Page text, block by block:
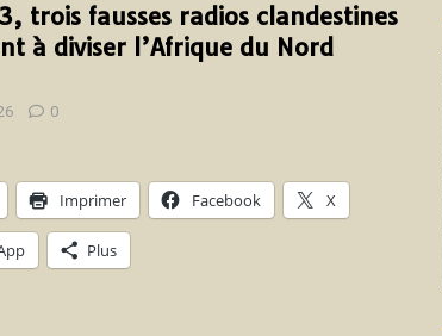
trois fausses radios clandestines
à diviser l’Afrique du Nord
0
Imprimer Facebook X
Plus